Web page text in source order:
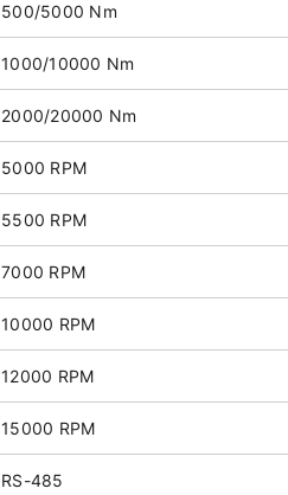
500/5000 Nm
1000/10000 Nm
2000/20000 Nm
5000 RPM
5500 RPM
7000 RPM
10000 RPM
12000 RPM
15000 RPM
RS-485